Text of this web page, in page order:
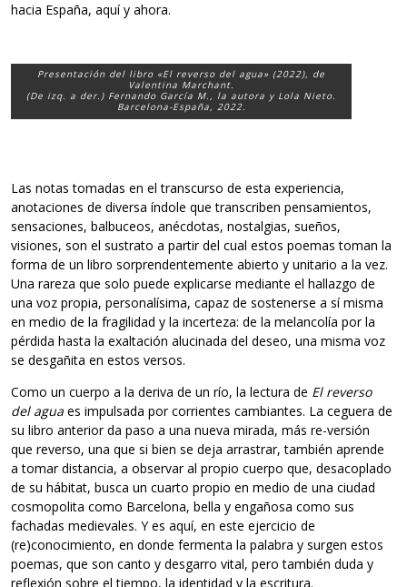
hacia España, aquí y ahora.
Presentación del libro «El reverso del agua» (2022), de
Valentina Marchant.
(De izq. a der.) Fernando García M., la autora y Lola Nieto.
Barcelona-España, 2022.
Las notas tomadas en el transcurso de esta experiencia,
anotaciones de diversa índole que transcriben pensamientos,
sensaciones, balbuceos, anécdotas, nostalgias, sueños,
visiones, son el sustrato a partir del cual estos poemas toman la
forma de un libro sorprendentemente abierto y unitario a la vez.
Una rareza que solo puede explicarse mediante el hallazgo de
una voz propia, personalísima, capaz de sostenerse a sí misma
en medio de la fragilidad y la incerteza: de la melancolía por la
pérdida hasta la exaltación alucinada del deseo, una misma voz
se desgañita en estos versos.
Como un cuerpo a la deriva de un río, la lectura de El reverso
del agua es impulsada por corrientes cambiantes. La ceguera de
su libro anterior da paso a una nueva mirada, más re-versión
que reverso, una que si bien se deja arrastrar, también aprende
a tomar distancia, a observar al propio cuerpo que, desacoplado
de su hábitat, busca un cuarto propio en medio de una ciudad
cosmopolita como Barcelona, bella y engañosa como sus
fachadas medievales. Y es aquí, en este ejercicio de
(re)conocimiento, en donde fermenta la palabra y surgen estos
poemas, que son canto y desgarro vital, pero también duda y
reflexión sobre el tiempo, la identidad y la escritura.